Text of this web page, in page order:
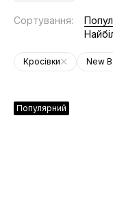
Сортування:
Кросівки New
Популярний